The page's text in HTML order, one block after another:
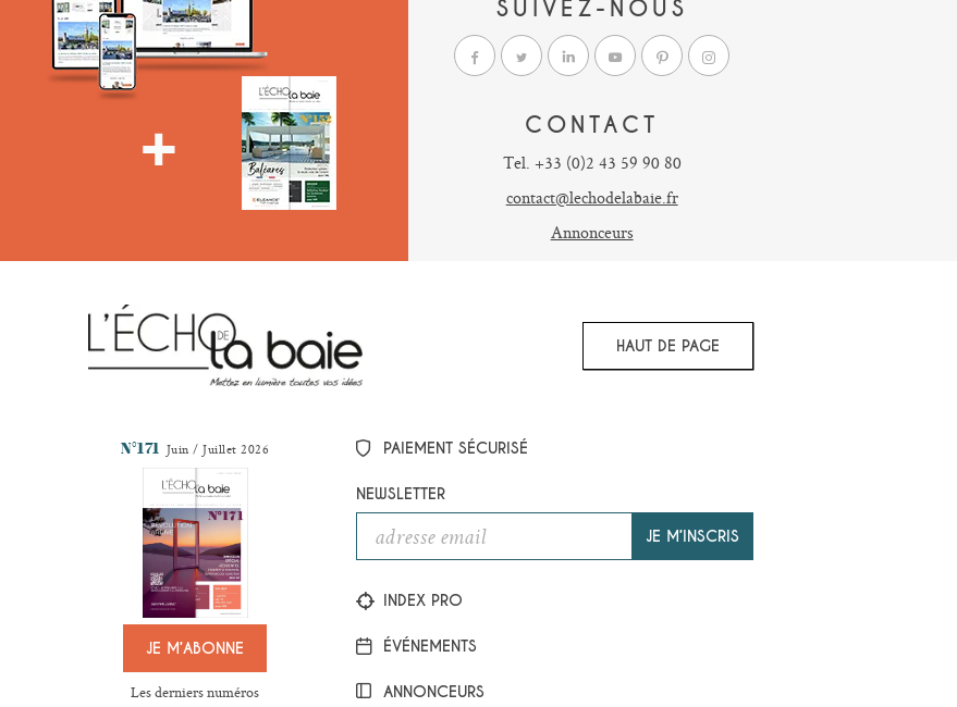
SUIVEZ-NOUS
CONTACT
Tel. +33 (0)2 43 59 90 80
contact@lechodelabaie.fr
Annonceurs
HAUT DE PAGE
N°171 Juin / Juillet 2026
JE M’ABONNE
Les derniers numéros
PAIEMENT SÉCURISÉ
NEWSLETTER
JE M’INSCRIS
INDEX PRO
ÉVÉNEMENTS
ANNONCEURS